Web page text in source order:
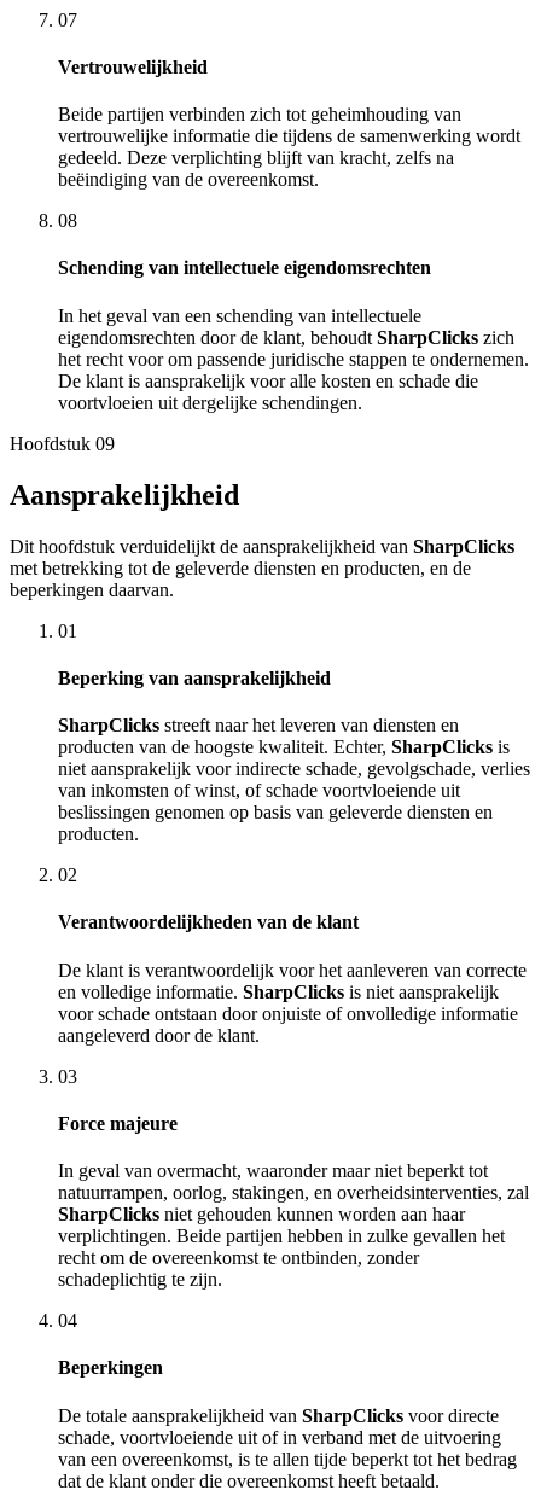
07
Vertrouwelijkheid
Beide partijen verbinden zich tot geheimhouding van
vertrouwelijke informatie die tijdens de samenwerking wordt
gedeeld. Deze verplichting blijft van kracht, zelfs na
beëindiging van de overeenkomst.
08
Schending van intellectuele eigendomsrechten
In het geval van een schending van intellectuele
eigendomsrechten door de klant, behoudt SharpClicks zich
het recht voor om passende juridische stappen te ondernemen.
De klant is aansprakelijk voor alle kosten en schade die
voortvloeien uit dergelijke schendingen.
Hoofdstuk 09
Aansprakelijkheid
Dit hoofdstuk verduidelijkt de aansprakelijkheid van SharpClicks
met betrekking tot de geleverde diensten en producten, en de
beperkingen daarvan.
01
Beperking van aansprakelijkheid
SharpClicks streeft naar het leveren van diensten en
producten van de hoogste kwaliteit. Echter, SharpClicks is
niet aansprakelijk voor indirecte schade, gevolgschade, verlies
van inkomsten of winst, of schade voortvloeiende uit
beslissingen genomen op basis van geleverde diensten en
producten.
02
Verantwoordelijkheden van de klant
De klant is verantwoordelijk voor het aanleveren van correcte
en volledige informatie. SharpClicks is niet aansprakelijk
voor schade ontstaan door onjuiste of onvolledige informatie
aangeleverd door de klant.
03
Force majeure
In geval van overmacht, waaronder maar niet beperkt tot
natuurrampen, oorlog, stakingen, en overheidsinterventies, zal
SharpClicks niet gehouden kunnen worden aan haar
verplichtingen. Beide partijen hebben in zulke gevallen het
recht om de overeenkomst te ontbinden, zonder
schadeplichtig te zijn.
04
Beperkingen
De totale aansprakelijkheid van SharpClicks voor directe
schade, voortvloeiende uit of in verband met de uitvoering
van een overeenkomst, is te allen tijde beperkt tot het bedrag
dat de klant onder die overeenkomst heeft betaald.